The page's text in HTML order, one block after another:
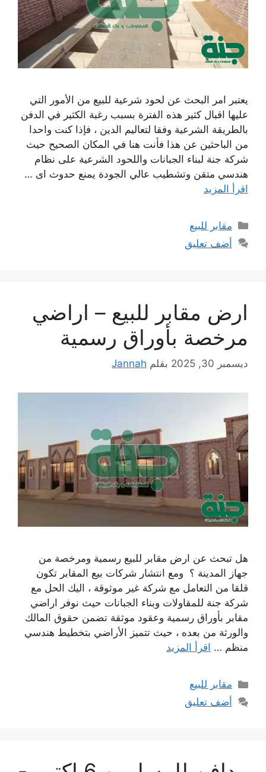
يعتبر امر البحث عن لحود شرعية للبيع من الأمور التي
عليها اقبال كثير هذه الفترة بسبب رغبة الكثير في الدفن
بالطريقة الشرعية وفقا لتعاليم الدين ، فإذا كنت واحدا
من الباحثين عن هذا فأنت هنا في المكان الصحيح حيث
شركة جنة لبناء الجبانات واللحود الشرعية على نظام
هندسي متقن وتشطيب عالي الجودة يمنع حدوث اى …
اقرأ المزيد
التصنيفات
مقابر للبيع
أضف تعليق
ارض مقابر للبيع – اراضي
مرخصة بأوراق رسمية
ديسمبر 30, 2025 بقلم Jannah
هل تبحث عن ارض مقابر للبيع رسمية ومرخصة من
جهاز المدينة ؟ ومع انتشار شركات بيع المقابر تكون
قلقا من التعامل مع شركة غير موثوقة ، اليك الحل مع
شركة جنة للمقاولات وبناء الجبانات حيث نوفر اراضي
مقابر بأوراق رسمية وعقود موثقة تضمن حقوق المالك
والورثة من بعده ، حيث تتميز الأراضي بتخطيط هندسي
منظم … اقرأ المزيد
التصنيفات
مقابر للبيع
أضف تعليق